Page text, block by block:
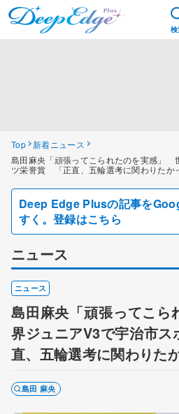
Top 新着ニュース
島田麻央「頑張ってこられたのを実感」
ツ栄誉賞 「正直、五輪選考に関わりたか
Deep Edge Plusの記事を
すく。登録はこちら
ニュース
ニュース
島田麻央「頑張ってこ
界ジュニアV3で宇治市
直、五輪選考に関わりた
島田 麻央